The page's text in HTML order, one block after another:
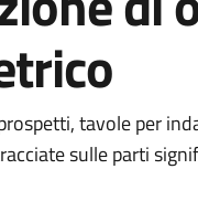
tavole per
sulle parti